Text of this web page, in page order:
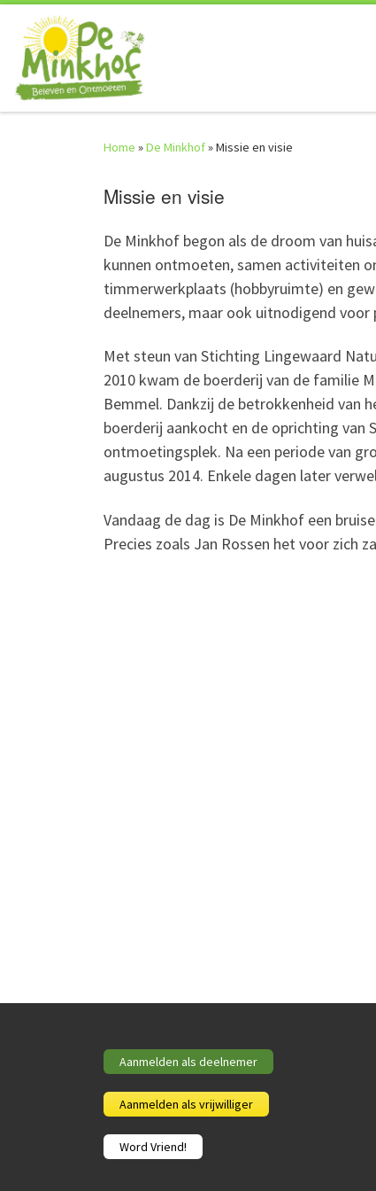
Skip to content
Home »De Minkhof»Missie en visie
Missie en visie
De Minkhof begon als de droom van
kunnen ontmoeten, samen activiteiten
timmerwerkplaats (hobbyruimte) en
deelnemers, maar ook uitnodigend voor
Met steun van Stichting Lingewaard
2010 kwam de boerderij van de familie
Bemmel. Dankzij de betrokkenheid van
boerderij aankocht en de oprichting van
ontmoetingsplek. Na een periode van
augustus 2014. Enkele dagen later
Vandaag de dag is De Minkhof een
Precies zoals Jan Rossen het voor zich
Aanmelden als deelnemer
Aanmelden als vrijwilliger
Word Vriend!